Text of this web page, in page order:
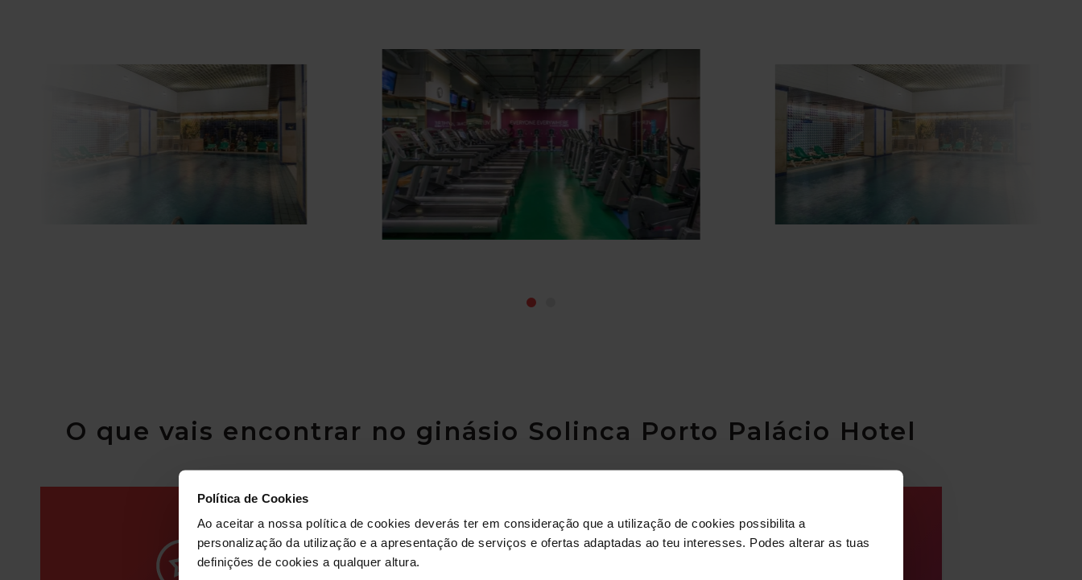
Política de Cookies
Ao aceitar a nossa política de cookies deverás ter em consideração que a utilização de cookies possibilita a
personalização da utilização e a apresentação de serviços e ofertas adaptadas ao teu interesses. Podes alterar as tuas
definições de cookies a qualquer altura.
O que vais encontrar no ginásio Solinca Porto Palácio Hotel